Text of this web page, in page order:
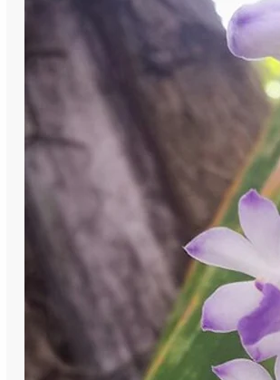
Co posadzić obok juki
ogrodowej? Rośliny do
ogrodu